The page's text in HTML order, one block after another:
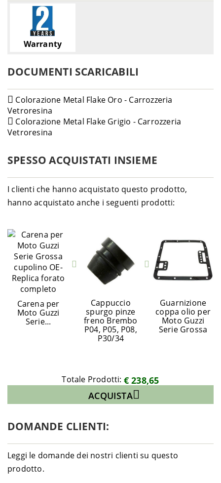
Warranty
DOCUMENTI SCARICABILI
Colorazione Metal Flake Oro - Carrozzeria
Vetroresina
Colorazione Metal Flake Grigio - Carrozzeria
Vetroresina
SPESSO ACQUISTATI INSIEME
I clienti che hanno acquistato questo prodotto,
hanno acquistato anche i seguenti prodotti:
Carena per
Moto Guzzi
Serie...
Cappuccio
spurgo pinze
freno Brembo
P04, P05, P08,
P30/34
Guarnizione
coppa olio per
Moto Guzzi
Serie Grossa
Totale Prodotti: € 238,65
ACQUISTA
DOMANDE CLIENTI:
Leggi le domande dei nostri clienti su questo
prodotto.